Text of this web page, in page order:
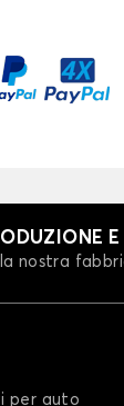
nostra
per auto